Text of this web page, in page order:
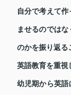
自分で考えて
ませるのでは
のかを振り返る
英語教育を重視
幼児期から英語